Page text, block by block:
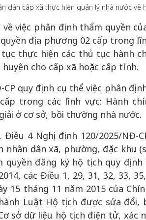
dân cấp xã thực hiện quản lý nhà nước về
việc phân định thẩm quyền
địa phương 02 cấp trong
thực hiện các thủ tục hành
cho cấp xã hoặc cấp tỉnh.
CP quy định cụ thể việc phân
trong các lĩnh vực: Hành
ở cơ sở, bồi thường nhà nước.
4 Nghị định 120/2025/NĐ-
nhân dân xã, phường, đặc khu
quyền đăng ký hộ tịch quy
các Điều 1, 29, 31, 32, 33,
15 tháng 11 năm 2015 của
Luật Hộ tịch được sửa đổi,
sở dữ liệu hộ tịch điện tử, xác
50 năm Việt Nam gia
nhập UNESCO: Khơi
nguồn nội lực văn hóa,
định hình vị thế kiến
tạo | Kỳ 4: Sáng kiến
làm nên diện mạo mới
50
tạo